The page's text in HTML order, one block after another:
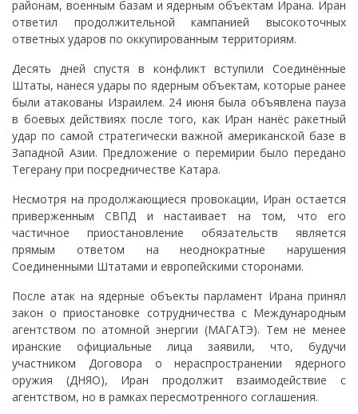
районам, военным базам и ядерным объектам Ирана. Иран
ответил продолжительной кампанией высокоточных
ответных ударов по оккупированным территориям.
Десять дней спустя в конфликт вступили Соединённые
Штаты, нанеся удары по ядерным объектам, которые ранее
были атакованы Израилем. 24 июня была объявлена пауза
в боевых действиях после того, как Иран нанёс ракетный
удар по самой стратегически важной американской базе в
Западной Азии. Предложение о перемирии было передано
Тегерану при посредничестве Катара.
Несмотря на продолжающиеся провокации, Иран остается
приверженным СВПД и настаивает на том, что его
частичное приостановление обязательств является
прямым ответом на неоднократные нарушения
Соединенными Штатами и европейскими сторонами.
После атак на ядерные объекты парламент Ирана принял
закон о приостановке сотрудничества с Международным
агентством по атомной энергии (МАГАТЭ). Тем не менее
иранские официальные лица заявили, что, будучи
участником Договора о нераспространении ядерного
оружия (ДНЯО), Иран продолжит взаимодействие с
агентством, но в рамках пересмотренного соглашения.